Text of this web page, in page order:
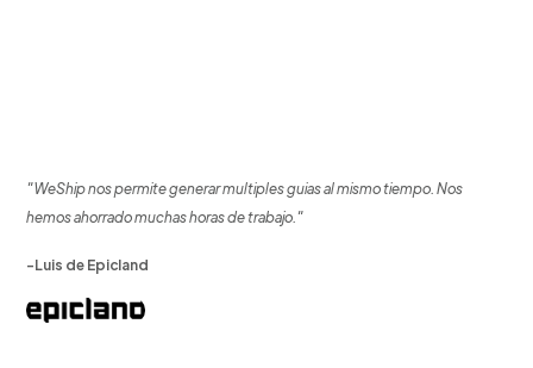
"WeShip nos permite generar multiples guias al mismo tiempo. Nos
hemos ahorrado muchas horas de trabajo."
-Luis de Epicland